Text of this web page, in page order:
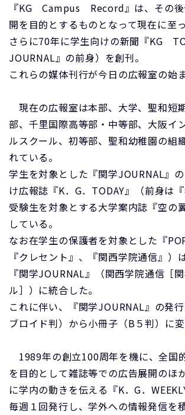
『KG Campus Record』は、その後
開を目的とするものとなって現在に至っ
さらに70年に学生向けの新聞『KG
JOURNAL』の前身）を創刊。
これらの媒体刊行が今日の広報室の始
現在の広報室は本部、大学、聖和短
部、千里国際高等部・中等部、大阪イ
ルスクール、初等部、聖和幼稚園の組
れている。
学生を対象とした『関学JOURNAL』
け広報誌『K．G．TODAY』（前身は『
受験生を対象とする大学案内誌『空の
している。
なお在学生の保護者を対象とした『
『クレセント』、『関西学院通信』）
『関学JOURNAL』（関西学院通信［
ル］）に統合した。
これに伴い、『関学JOURNAL』の発
ブロイド判）から小冊子（B５判）に変
1989年の創立100周年を機に、全国
を目的として雑誌等での広告展開のほ
に学内の動きを伝える『K．G．
毎週１回発行し、学外への情報発信を